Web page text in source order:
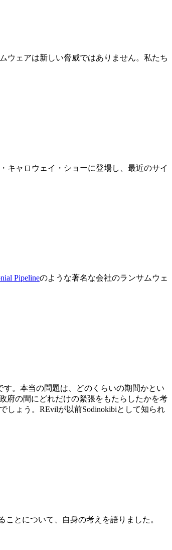
ウェアは新しい脅威ではありません。私たち
キャロウェイ・ショーに登場し、最近のサイ
Pipelineのような著名な会社のランサムウェ
。本当の問題は、どのくらいの期間かとい
府の間にどれだけの緊張をもたらしたかを考
しょう。REvilが以前Sodinokibiとして知られ
とについて、自身の考えを語りました。